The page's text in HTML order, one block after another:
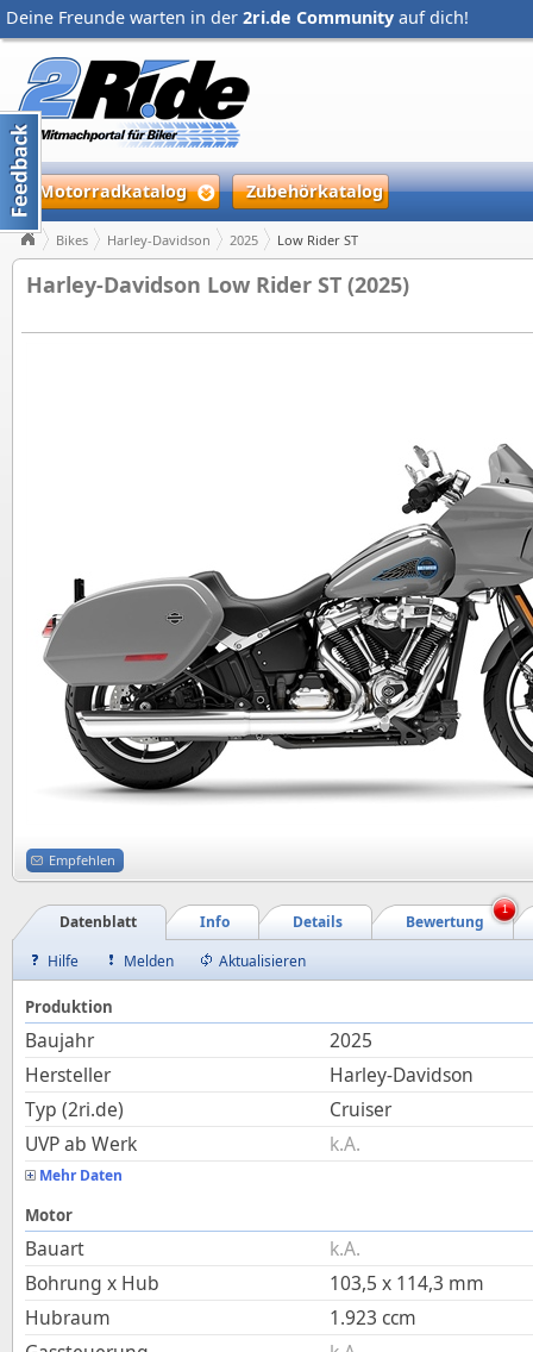
Deine Freunde warten in der 2ri.de Community auf dich!
Motorradkatalog Zubehörkatalog
Bikes Harley-Davidson 2025 Low Rider ST
Harley-Davidson Low Rider ST (2025)
Empfehlen
Bewertung
Details
Info
Datenblatt
1
Hilfe Melden Aktualisieren
Produktion
Baujahr
2025
Hersteller
Harley-Davidson
Typ (2ri.de)
Cruiser
UVP ab Werk
k.A.
Mehr Daten
Motor
Bauart
k.A.
Bohrung x Hub
103,5 x 114,3 mm
Hubraum
1.923 ccm